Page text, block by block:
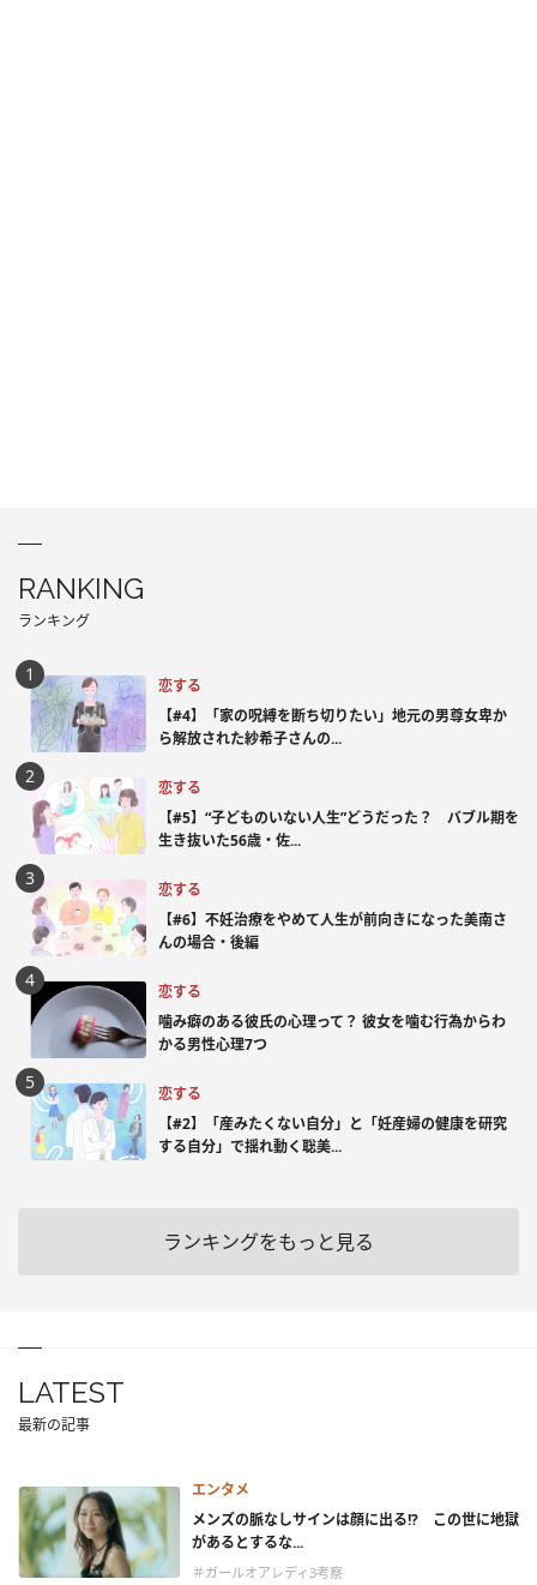
RANKING
ランキング
恋する
【#4】「家の呪縛を断ち切りたい」地元の男尊女卑か
ら解放された紗希子さんの...
恋する
【#5】“子どものいない人生”どうだった？ バブル期を
生き抜いた56歳・佐...
恋する
【#6】不妊治療をやめて人生が前向きになった美南さ
んの場合・後編
恋する
噛み癖のある彼氏の心理って？ 彼女を噛む行為からわ
かる男性心理7つ
恋する
【#2】「産みたくない自分」と「妊産婦の健康を研究
する自分」で揺れ動く聡美...
ランキングをもっと見る
LATEST
最新の記事
エンタメ
メンズの脈なしサインは顔に出る!? この世に地獄
があるとするな...
＃ガールオアレディ3考察